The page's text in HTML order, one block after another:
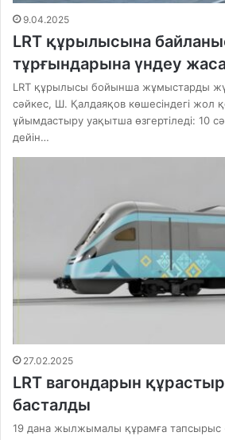
9.04.2025
LRT құрылысына
тұрғындарына үндеу
LRT құрылысы бойынша жұмыстарды
сәйкес, Ш. Қалдаяқов көшесіндегі жол
ұйымдастыру уақытша өзгертіледі: 10
дейін…
27.02.2025
LRT вагондарын
басталды
19 дана жылжымалы құрамға тапсырыс